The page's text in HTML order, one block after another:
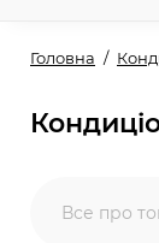
Головна
Все про